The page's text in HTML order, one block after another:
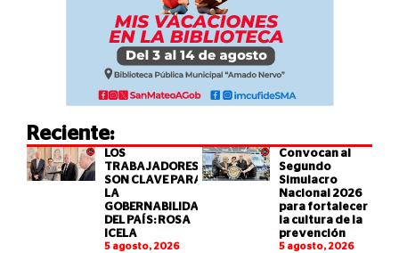
Reciente:
LOS
TRABAJADORES
SON CLAVE PARA
LA
GOBERNABILIDAD
DEL PAÍS: ROSA
ICELA
5 agosto, 2026
Convocan al
Segundo
Simulacro
Nacional 2026
para fortalecer
la cultura de la
prevención
5 agosto, 2026